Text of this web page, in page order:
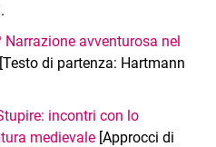
avventurosa nel
[Testo di partenza: Hartmann
incontri con lo
medievale [Approcci di